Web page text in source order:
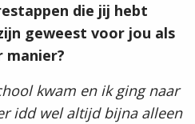
die jij hebt
geweest voor jou als
manier?
kwam en ik ging naar
idd wel altijd bijna alleen